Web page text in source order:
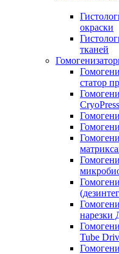
окраски
тканей
статор
CryoPress
Tube